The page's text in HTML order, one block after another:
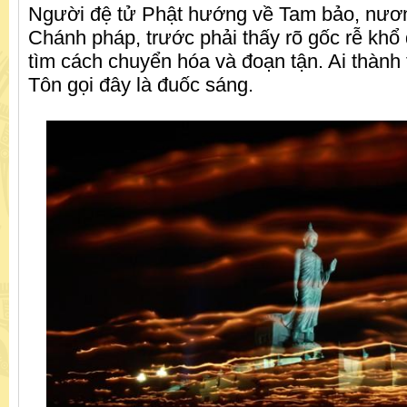
Người đệ tử Phật hướng về Tam bảo,
Chánh pháp, trước phải thấy rõ gốc rễ khổ
tìm cách chuyển hóa và đoạn tận. Ai
Tôn gọi đây là đuốc sáng.